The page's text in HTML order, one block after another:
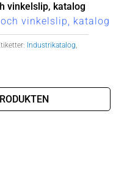
vinkelslip, katalog
vinkelslip, katalog
Industrikatalog,